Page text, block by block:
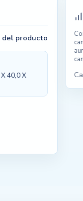
del producto
40,0 X